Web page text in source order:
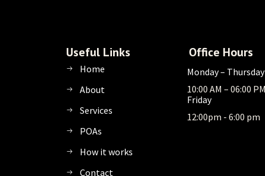
Useful Links
Home
About
Services
POAs
How it works
Contact
Office Hours
Monday – Thursday
10:00 AM – 06:00
Friday
12:00pm - 6:00 pm